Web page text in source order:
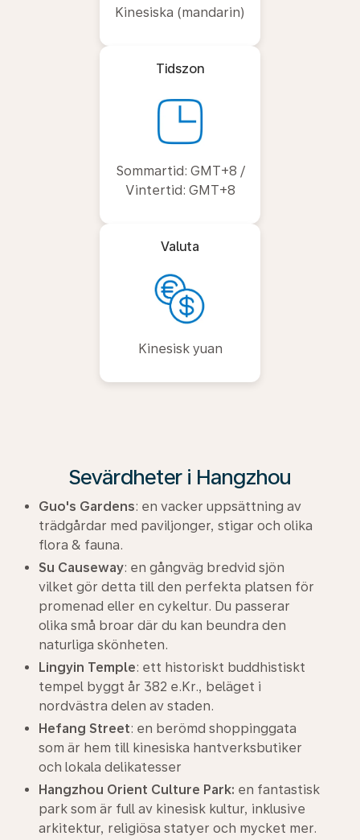
Kinesiska (mandarin)
Tidszon
Sommartid: GMT+8 /
Vintertid: GMT+8
Valuta
Kinesisk yuan
Sevärdheter i Hangzhou
Guo's Gardens: en vacker uppsättning av
trädgårdar med paviljonger, stigar och olika
flora & fauna.
Su Causeway: en gångväg bredvid sjön
vilket gör detta till den perfekta platsen för
promenad eller en cykeltur. Du passerar
olika små broar där du kan beundra den
naturliga skönheten.
Lingyin Temple: ett historiskt buddhistiskt
tempel byggt år 382 e.Kr., beläget i
nordvästra delen av staden.
Hefang Street: en berömd shoppinggata
som är hem till kinesiska hantverksbutiker
och lokala delikatesser
Hangzhou Orient Culture Park: en fantastisk
park som är full av kinesisk kultur, inklusive
arkitektur, religiösa statyer och mycket mer.